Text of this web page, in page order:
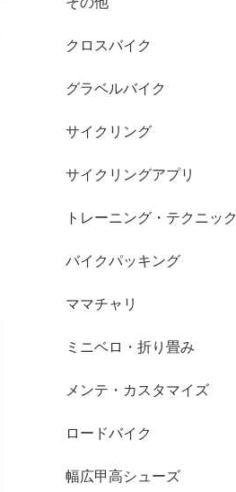
クロスバイク
グラベルバイク
サイクリング
サイクリングアプリ
トレーニング・テクニック
バイクパッキング
ママチャリ
ミニベロ・折り畳み
メンテ・カスタマイズ
ロードバイク
幅広甲高シューズ